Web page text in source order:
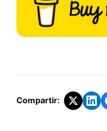
Compartir: